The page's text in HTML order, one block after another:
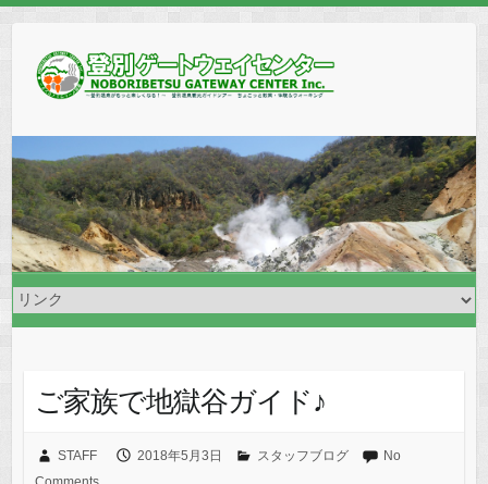
ご家族で地獄谷ガイド♪
STAFF 2018年5月3日 スタッフブログ
No